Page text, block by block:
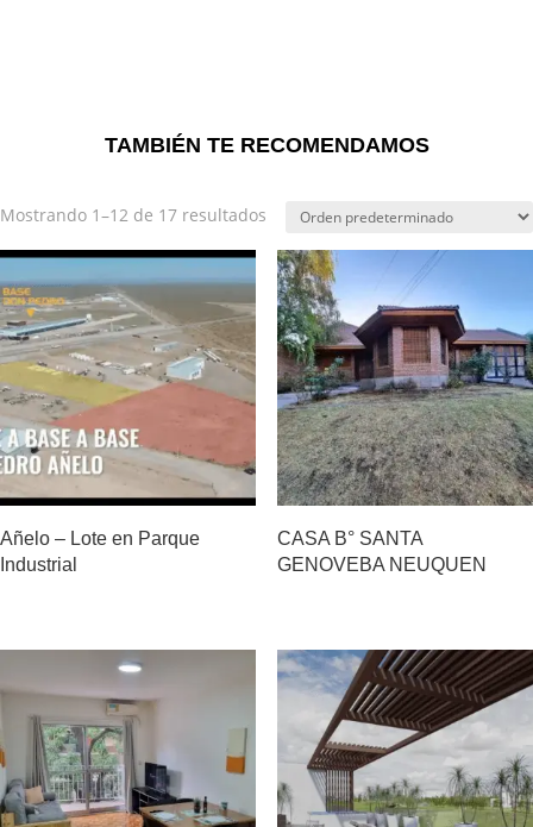
TAMBIÉN TE RECOMENDAMOS
Mostrando 1–12 de 17 resultados
Añelo – Lote en Parque
Industrial
CASA B° SANTA
GENOVEBA NEUQUEN